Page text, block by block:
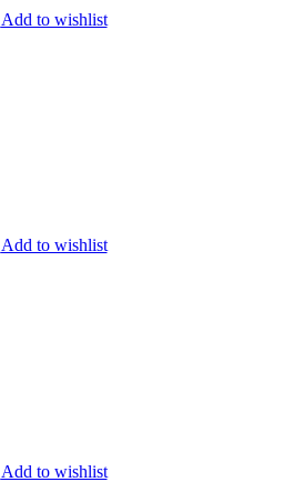
Add to wishlist
Add to wishlist
Add to wishlist